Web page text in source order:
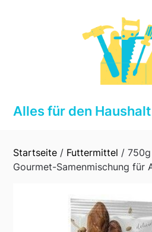
Alles für den Haushalt
Startseite / Futtermittel /
Gourmet-Samenmischung für